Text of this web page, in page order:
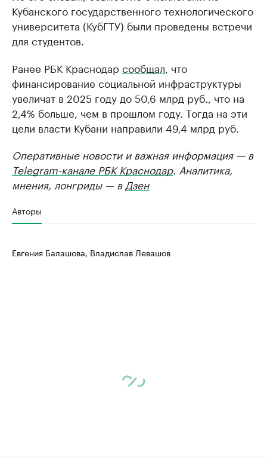
Кубанского государственного технологического
университета (КубГТУ) были проведены встречи
для студентов.
Ранее РБК Краснодар сообщал , что
финансирование социальной инфраструктуры
увеличат в 2025 году до 50,6 млрд руб., что на
2,4% больше, чем в прошлом году. Тогда на эти
цели власти Кубани направили 49,4 млрд руб.
Оперативные новости и важная информация — в
Telegram-канале РБК Краснодар. Аналитика,
мнения, лонгриды — в Дзен
Авторы
Евгения Балашова, Владислав Левашов